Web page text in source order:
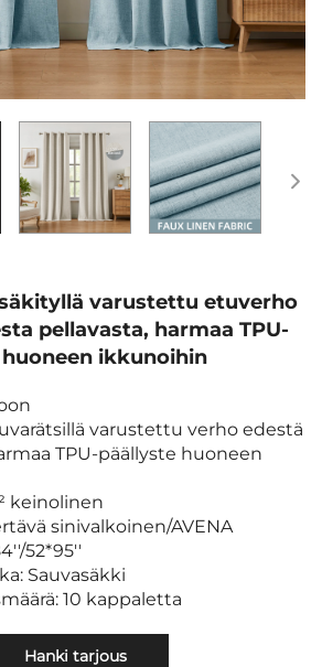
varustettu etuverho
pellavasta, harmaa TPU-
ikkunoihin
varustettu verho edestä
TPU-päällyste huoneen
keinolinen
sinivalkoinen/AVENA
52*95''
Sauvasäkki
10 kappaletta
Hanki tarjous